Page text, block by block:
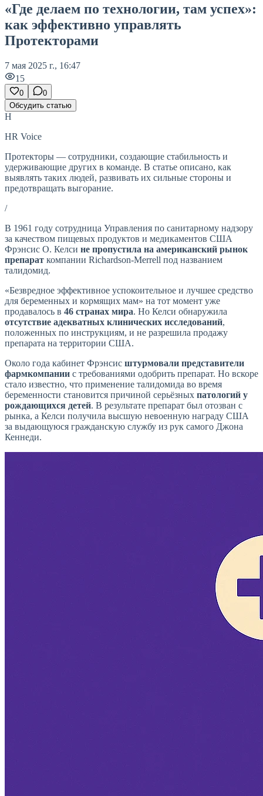
«Где делаем по технологии, там успех»:
как эффективно управлять
Протекторами
7 мая 2025 г., 16:47
15
0
0
Обсудить статью
H
HR Voice
Протекторы — сотрудники, создающие стабильность и
удерживающие других в команде. В статье описано, как
выявлять таких людей, развивать их сильные стороны и
предотвращать выгорание.
/
В 1961 году сотрудница Управления по санитарному надзору
за качеством пищевых продуктов и медикаментов США
Фрэнсис О. Келси не пропустила на американский рынок
препарат компании Richardson-Merrell под названием
талидомид.
«Безвредное эффективное успокоительное и лучшее средство
для беременных и кормящих мам» на тот момент уже
продавалось в 46 странах мира. Но Келси обнаружила
отсутствие адекватных клинических исследований,
положенных по инструкциям, и не разрешила продажу
препарата на территории США.
Около года кабинет Фрэнсис штурмовали представители
фармкомпании с требованиями одобрить препарат. Но вскоре
стало известно, что применение талидомида во время
беременности становится причиной серьёзных патологий у
рождающихся детей. В результате препарат был отозван с
рынка, а Келси получила высшую невоенную награду США
за выдающуюся гражданскую службу из рук самого Джона
Кеннеди.